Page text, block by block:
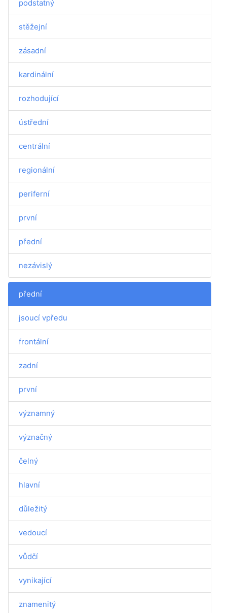
podstatný
stěžejní
zásadní
kardinální
rozhodující
ústřední
centrální
regionální
periferní
první
přední
nezávislý
přední
jsoucí vpředu
frontální
zadní
první
významný
význačný
čelný
hlavní
důležitý
vedoucí
vůdčí
vynikající
znamenitý